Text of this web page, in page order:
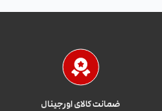
ضمانت کالای اورجینال